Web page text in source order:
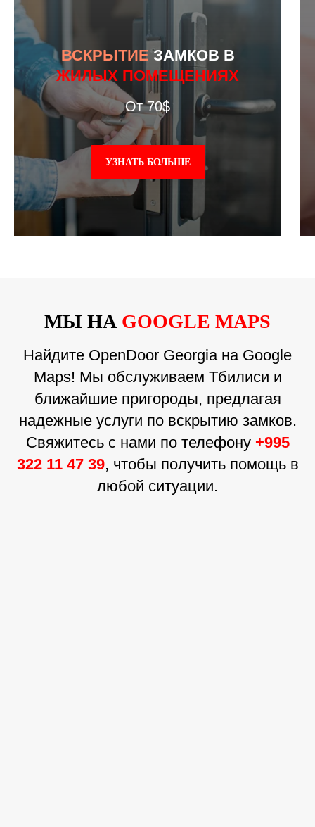
ВСКРЫТИЕЗАМКОВ В
ЖИЛЫХ ПОМЕЩЕНИЯХ
От 70$
УЗНАТЬ БОЛЬШЕ
МЫ НА GOOGLE MAPS
Найдите OpenDoor Georgia на Google
Maps! Мы обслуживаем Тбилиси и
ближайшие пригороды, предлагая
надежные услуги по вскрытию замков.
Свяжитесь с нами по телефону +995
322 11 47 39, чтобы получить помощь в
любой ситуации.